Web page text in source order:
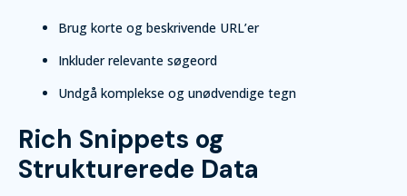
Brug korte og beskrivende URL’er
Inkluder relevante søgeord
Undgå komplekse og unødvendige tegn
Rich Snippets og
Strukturerede Data